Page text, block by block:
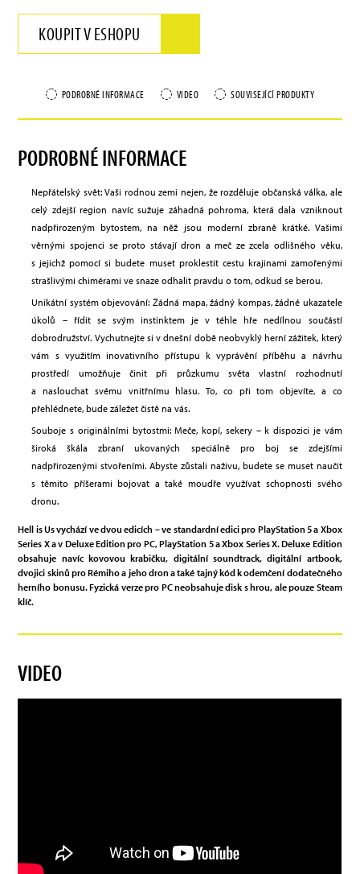
KOUPIT V ESHOPU
PODROBNÉ INFORMACE VIDEO SOUVISEJÍCÍ PRODUKTY
PODROBNÉ INFORMACE
Nepřátelský svět: Vaši rodnou zemi nejen, že rozděluje občanská válka, ale
celý zdejší region navíc sužuje záhadná pohroma, která dala vzniknout
nadpřirozeným bytostem, na něž jsou moderní zbraně krátké. Vašimi
věrnými spojenci se proto stávají dron a meč ze zcela odlišného věku,
s jejichž pomocí si budete muset proklestit cestu krajinami zamořenými
strašlivými chimérami ve snaze odhalit pravdu o tom, odkud se berou.
Unikátní systém objevování: Žádná mapa, žádný kompas, žádné ukazatele
úkolů – řídit se svým instinktem je v téhle hře nedílnou součástí
dobrodružství. Vychutnejte si v dnešní době neobvyklý herní zážitek, který
vám s využitím inovativního přístupu k vyprávění příběhu a návrhu
prostředí umožňuje činit při průzkumu světa vlastní rozhodnutí
a naslouchat svému vnitřnímu hlasu. To, co při tom objevíte, a co
přehlédnete, bude záležet čistě na vás.
Souboje s originálními bytostmi: Meče, kopí, sekery – k dispozici je vám
široká škála zbraní ukovaných speciálně pro boj se zdejšími
nadpřirozenými stvořeními. Abyste zůstali naživu, budete se muset naučit
s těmito příšerami bojovat a také moudře využívat schopnosti svého
dronu.
Hell is Us vychází ve dvou edicích – ve standardní edici pro PlayStation 5 a Xbox
Series X a v Deluxe Edition pro PC, PlayStation 5 a Xbox Series X. Deluxe Edition
obsahuje navíc kovovou krabičku, digitální soundtrack, digitální artbook,
dvojici skinů pro Rémiho a jeho dron a také tajný kód k odemčení dodatečného
herního bonusu. Fyzická verze pro PC neobsahuje disk s hrou, ale pouze Steam
klíč.
VIDEO